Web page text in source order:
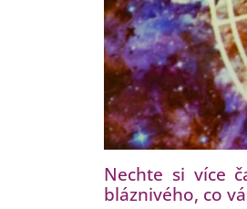
Nechte si více
bláznivého, co